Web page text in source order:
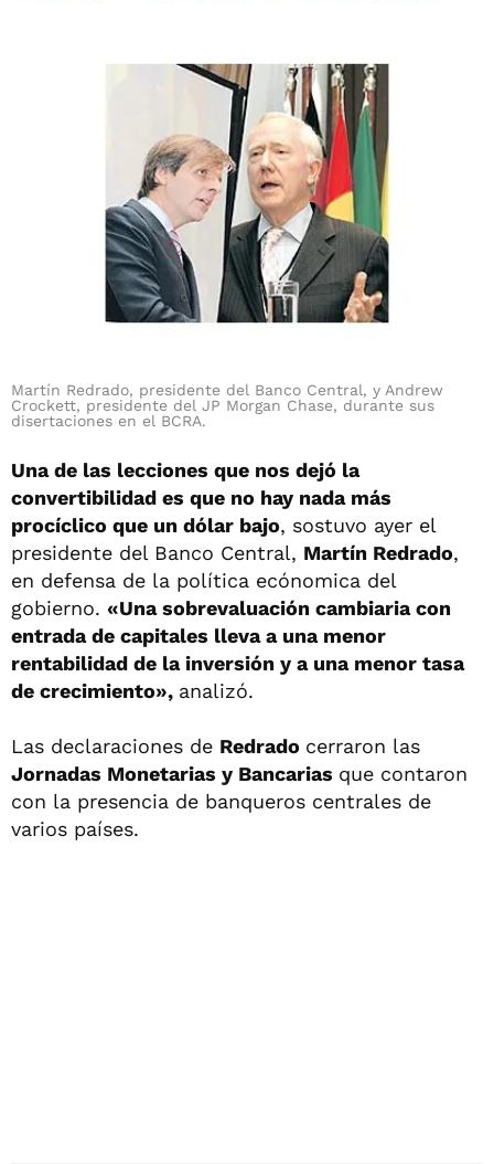
Martín Redrado, presidente del Banco Central, y Andrew
Crockett, presidente del JP Morgan Chase, durante sus
disertaciones en el BCRA.
Una de las lecciones que nos dejó la
convertibilidad es que no hay nada más
procíclico que un dólar bajo, sostuvo ayer el
presidente del Banco Central, Martín Redrado,
en defensa de la política ecónomica del
gobierno. «Una sobrevaluación cambiaria con
entrada de capitales lleva a una menor
rentabilidad de la inversión y a una menor tasa
de crecimiento», analizó.
Las declaraciones de Redrado cerraron las
Jornadas Monetarias y Bancarias que contaron
con la presencia de banqueros centrales de
varios países.